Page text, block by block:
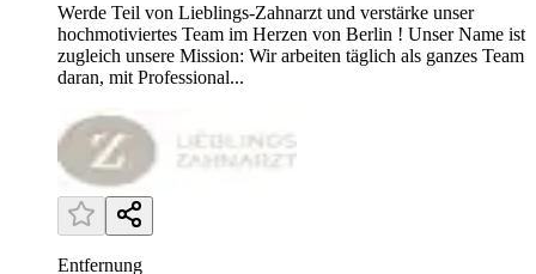
Werde Teil von Lieblings-Zahnarzt und verstärke unser
hochmotiviertes Team im Herzen von Berlin ! Unser Name ist
zugleich unsere Mission: Wir arbeiten täglich als ganzes Team
daran, mit Professional...
Entfernung